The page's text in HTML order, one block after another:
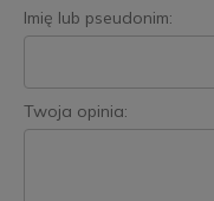
Imię lub pseudonim:
Twoja opinia: